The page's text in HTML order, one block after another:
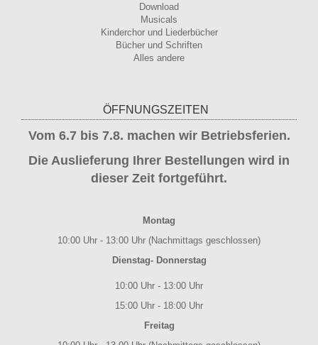
Download
Musicals
Kinderchor und Liederbücher
Bücher und Schriften
Alles andere
ÖFFNUNGSZEITEN
Vom 6.7 bis 7.8. machen wir Betriebsferien.
Die Auslieferung Ihrer Bestellungen wird in
dieser Zeit fortgeführt.
Montag
10:00 Uhr - 13:00 Uhr (Nachmittags geschlossen)
Dienstag- Donnerstag
10:00 Uhr - 13:00 Uhr
15:00 Uhr - 18:00 Uhr
Freitag